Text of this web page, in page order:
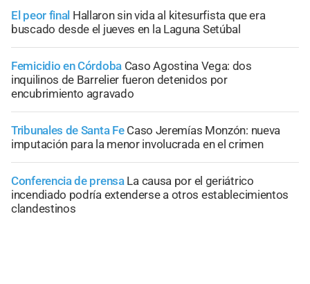
El peor final Hallaron sin vida al kitesurfista que era
buscado desde el jueves en la Laguna Setúbal
Femicidio en Córdoba Caso Agostina Vega: dos
inquilinos de Barrelier fueron detenidos por
encubrimiento agravado
Tribunales de Santa Fe Caso Jeremías Monzón: nueva
imputación para la menor involucrada en el crimen
Conferencia de prensa La causa por el geriátrico
incendiado podría extenderse a otros establecimientos
clandestinos